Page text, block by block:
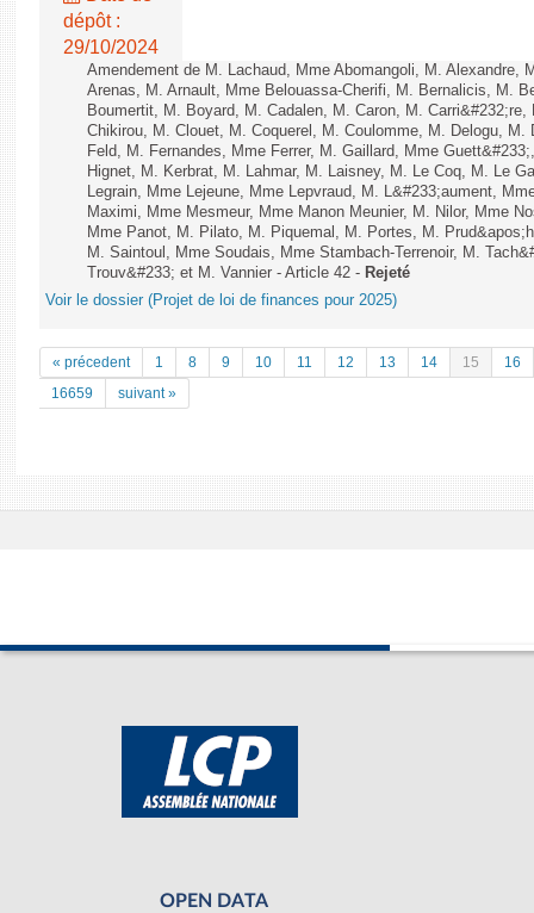
dépôt :
29/10/2024
Amendement de M. Lachaud, Mme Abomangoli, M. Alexandre,
Arenas, M. Arnault, Mme Belouassa-Cherifi, M. Bernalicis, M.
Boumertit, M. Boyard, M. Cadalen, M. Caron, M.
Chikirou, M. Clouet, M. Coquerel, M. Coulomme, M. Delogu, M.
Feld, M. Fernandes, Mme Ferrer, M. Gaillard, Mme
Hignet, M. Kerbrat, M. Lahmar, M. Laisney, M. Le Coq, M. Le
Legrain, Mme Lejeune, Mme Lepvraud, M. L&#233;aument,
Maximi, Mme Mesmeur, Mme Manon Meunier, M. Nilor, Mme
Mme Panot, M. Pilato, M. Piquemal, M. Portes, M.
M. Saintoul, Mme Soudais, Mme Stambach-Terrenoir, M.
Trouv&#233; et M. Vannier - Article 42 - Rejeté
Voir le dossier (Projet de loi de finances pour 2025)
« précedent 1 8 9 10 11 12 13 14 15
16
16659
suivant »
OPEN DATA